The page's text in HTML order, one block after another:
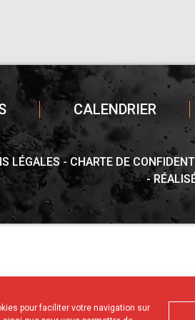
pour faciliter votre navigation sur
CALENDRIER
LÉGALES CHARTE DE